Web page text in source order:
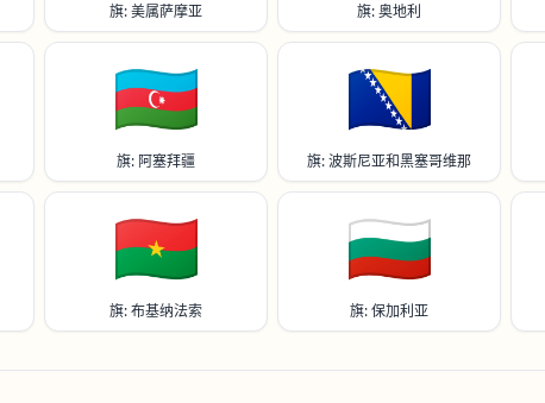
旗: 美属萨摩亚 旗: 奥地利
🇦🇿
旗: 阿塞拜疆
🇧🇦
旗: 波斯尼亚和黑塞哥维那
🇧🇫
旗: 布基纳法索
🇧🇬
旗: 保加利亚